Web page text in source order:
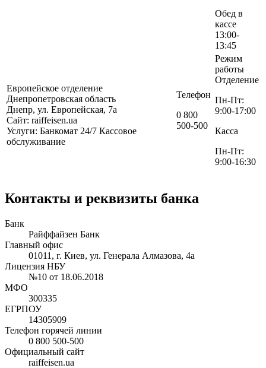
Обед в
кассе
13:00-
13:45
Европейское отделение
Днепропетровская область
Днепр, ул. Европейская, 7а
Сайт: raiffeisen.ua
Услуги: Банкомат 24/7 Кассовое
обслуживание
Телефон
0 800
500-500
Режим
работы
Отделение
Пн-Пт:
9:00-17:00
Касса
Пн-Пт:
9:00-16:30
Контакты и реквизиты банка
Банк
Райффайзен Банк
Главный офис
01011, г. Киев, ул. Генерала Алмазова, 4а
Лицензия НБУ
№10 от 18.06.2018
МФО
300335
ЕГРПОУ
14305909
Телефон горячей линии
0 800 500-500
Официальный сайт
raiffeisen.ua